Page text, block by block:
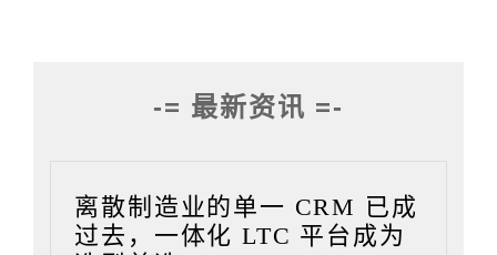
-= 最新资讯 =-
离散制造业的单一 CRM 已成
过去，一体化 LTC 平台成为